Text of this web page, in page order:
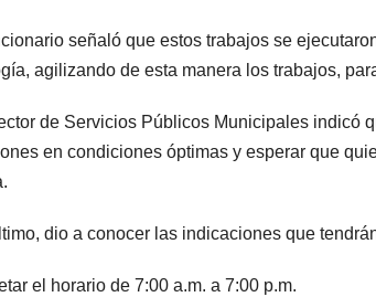
señaló que estos trabajos se
agilizando de esta manera los trabajos,
de Servicios Públicos Municipales indicó
en condiciones óptimas y esperar que
dio a conocer las indicaciones que
el horario de 7:00 a.m. a 7:00 p.m.